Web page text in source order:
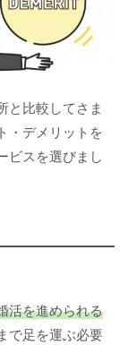
と比較してさま
・デメリットを
ビスを選びまし
活を進められる
で足を運ぶ必要